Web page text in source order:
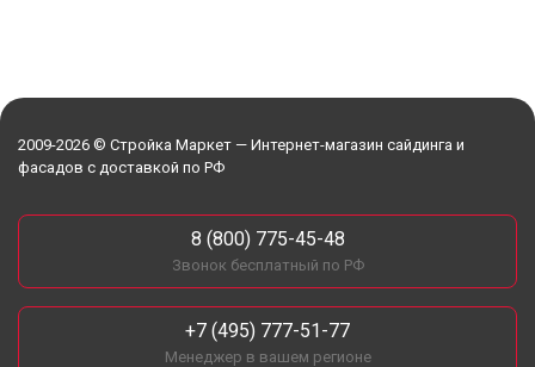
2009-2026 © Стройка Маркет — Интернет-магазин сайдинга и
фасадов с доставкой по РФ
8 (800) 775-45-48
Звонок бесплатный по РФ
+7 (495) 777-51-77
Менеджер в вашем регионе